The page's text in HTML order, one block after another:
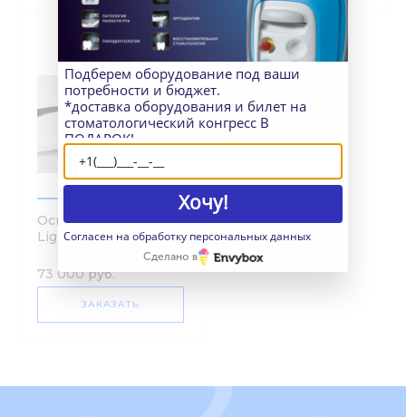
Осветитель LED
Light Plus, I.C.
73 000 руб.
ЗАКАЗАТЬ
Подберем оборудование под ваши
потребности и бюджет.
*доставка оборудования и билет на
стоматологический конгресс В
ПОДАРОК!
Хочу!
Согласен на обработку персональных данных
Сделано в